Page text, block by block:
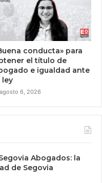
conducta» para
el título de
e igualdad ante
ley
agosto 6, 2026
Abogados: la
de Segovia